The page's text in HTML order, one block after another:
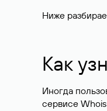
Ниже
Как
Иногда
сервисе